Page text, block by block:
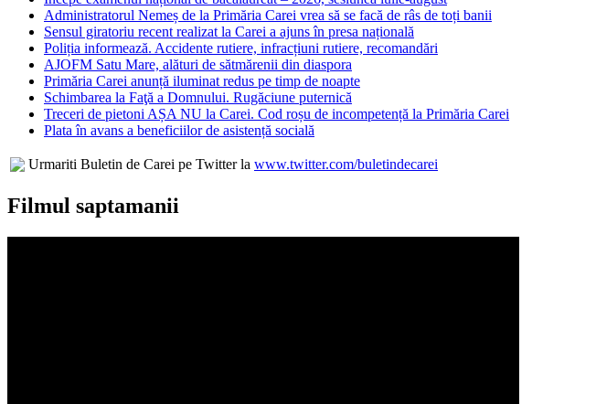
Administratorul Nemeș de la Primăria Carei vrea să se facă de râs de toți banii
Sensul giratoriu recent realizat la Carei a ajuns în presa națională
Poliția informează. Accidente rutiere, infracțiuni rutiere, recomandări
AJOFM Satu Mare, alături de sătmărenii din diaspora
Primăria Carei anunță iluminat redus pe timp de noapte
Schimbarea la Faţă a Domnului. Rugăciune puternică
Treceri de pietoni AȘA NU la Carei. Cod roșu de incompetență la Primăria Carei
Plata în avans a beneficiilor de asistență socială
Urmariti Buletin de Carei pe Twitter la www.twitter.com/buletindecarei
Filmul saptamanii